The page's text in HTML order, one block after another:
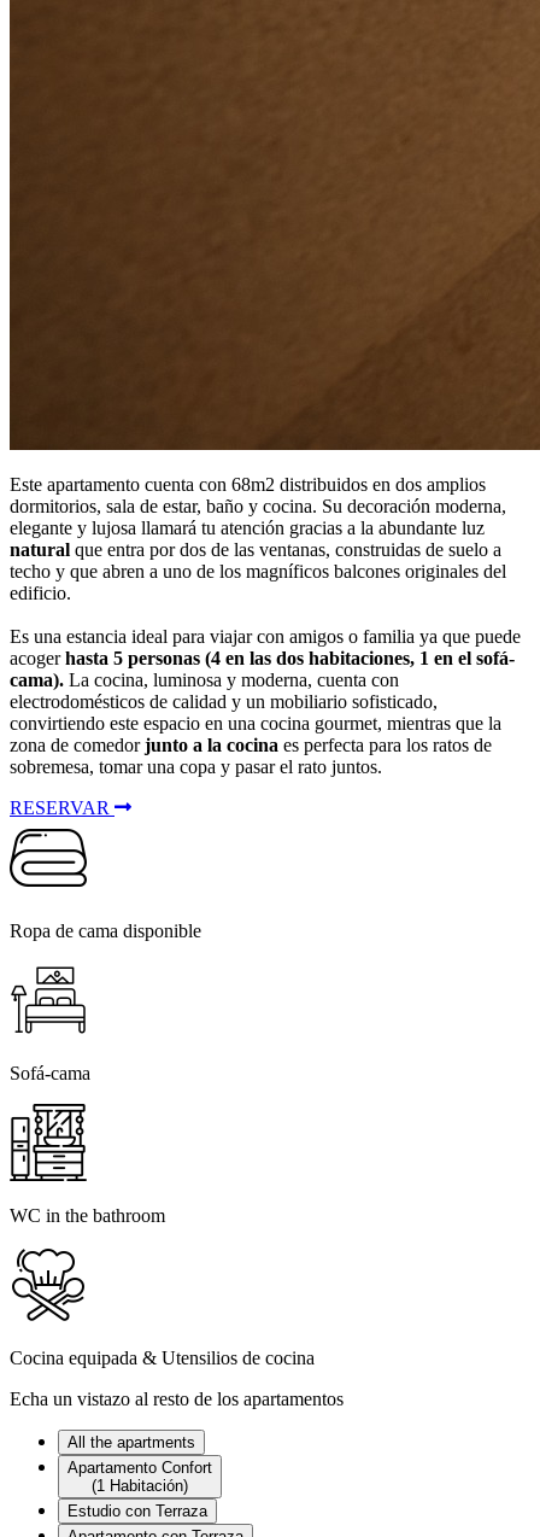
Este apartamento cuenta con 68m2 distribuidos en dos amplios
dormitorios, sala de estar, baño y cocina. Su decoración moderna,
elegante y lujosa llamará tu atención gracias a la abundante luz
natural que entra por dos de las ventanas, construidas de suelo a
techo y que abren a uno de los magníficos balcones originales del
edificio.
Es una estancia ideal para viajar con amigos o familia ya que puede
acogerhasta 5 personas (4 en las dos habitaciones, 1 en el sofá-
cama). La cocina, luminosa y moderna, cuenta con
electrodomésticos de calidad y un mobiliario sofisticado,
convirtiendo este espacio en una cocina gourmet, mientras que la
zona de comedorjunto a la cocina es perfecta para los ratos de
sobremesa, tomar una copa y pasar el rato juntos.
RESERVAR
Ropa de cama disponible
Sofá-cama
WC in the bathroom
Cocina equipada & Utensilios de cocina
Echa un vistazo al resto de los apartamentos
All the apartments
Apartamento Confort
(1 Habitación)
Estudio con Terraza